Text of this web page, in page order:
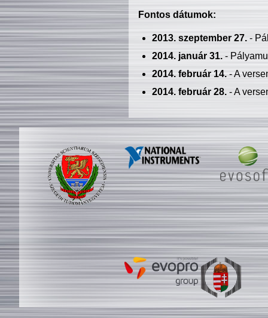
Fontos dátumok:
2013. szeptember 27.-
2014. január 31.-
2014. február 14.- A
2014. február 28.- A